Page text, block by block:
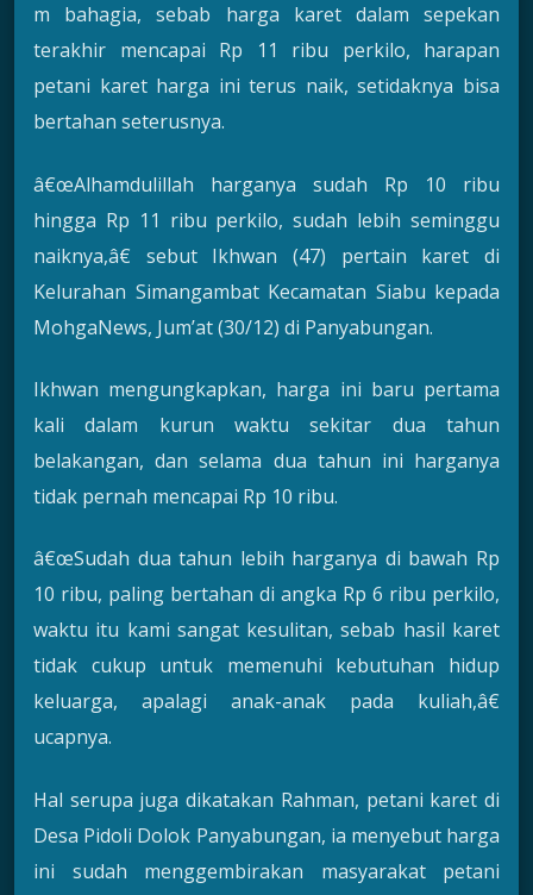
m bahagia, sebab harga karet dalam sepekan
terakhir mencapai Rp 11 ribu perkilo, harapan
petani karet harga ini terus naik, setidaknya bisa
bertahan seterusnya.
â€œAlhamdulillah harganya sudah Rp 10 ribu
hingga Rp 11 ribu perkilo, sudah lebih seminggu
naiknya,â€ sebut Ikhwan (47) pertain karet di
Kelurahan Simangambat Kecamatan Siabu kepada
MohgaNews, Jum’at (30/12) di Panyabungan.
Ikhwan mengungkapkan, harga ini baru pertama
kali dalam kurun waktu sekitar dua tahun
belakangan, dan selama dua tahun ini harganya
tidak pernah mencapai Rp 10 ribu.
â€œSudah dua tahun lebih harganya di bawah Rp
10 ribu, paling bertahan di angka Rp 6 ribu perkilo,
waktu itu kami sangat kesulitan, sebab hasil karet
tidak cukup untuk memenuhi kebutuhan hidup
keluarga, apalagi anak-anak pada kuliah,â€
ucapnya.
Hal serupa juga dikatakan Rahman, petani karet di
Desa Pidoli Dolok Panyabungan, ia menyebut harga
ini sudah menggembirakan masyarakat petani